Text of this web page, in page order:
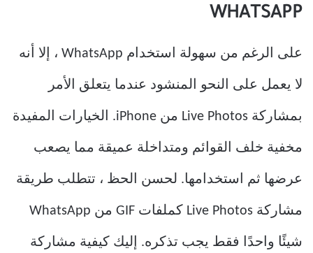
WHATSAPP
على الرغم من سهولة استخدام WhatsApp ، إلا أنه
لا يعمل على النحو المنشود عندما يتعلق الأمر
بمشاركة Live Photos من iPhone. الخيارات المفيدة
مخفية خلف القوائم ومتداخلة عميقة مما يصعب
عرضها ثم استخدامها. لحسن الحظ ، تتطلب طريقة
مشاركة Live Photos كملفات GIF من WhatsApp
شيئًا واحدًا فقط يجب تذكره. إليك كيفية مشاركة